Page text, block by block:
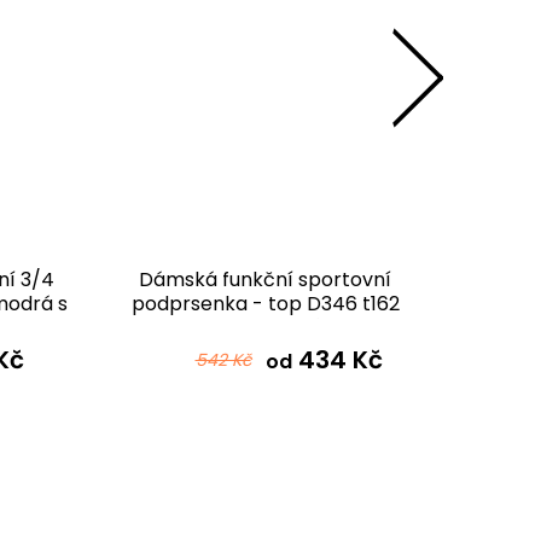
3/4
s
Dámská funkční sportovní
podprsenka - top D346 t162
542 Kč od434 Kč